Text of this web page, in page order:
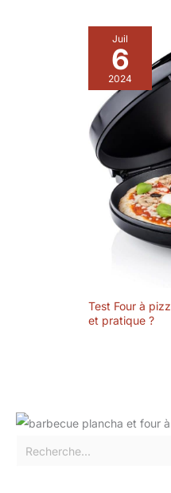
Juil
6
2024
Test Four à
et pratique ?